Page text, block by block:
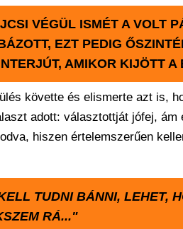
VÉGÜL ISMÉT A VOLT
EZT PEDIG
AMIKOR KIJÖTT A
követte és elismerte azt is,
adott: választottját jófej,
hiszen értelemszerűen
TUDNI BÁNNI, LEHET,
RÁ..."